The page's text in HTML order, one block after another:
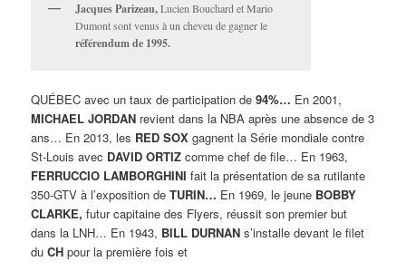
Jacques Parizeau,Lucien Bouchard et Mario
Dumont sont venus à un cheveu de gagner le
référendum de 1995.
QUÉBEC avec un taux de participation de94%… En 2001,
MICHAEL JORDAN revient dans la NBA après une absence de 3
ans… En 2013, les RED SOX gagnent la Série mondiale contre
St-Louis avec DAVID ORTIZ comme chef de file… En 1963,
FERRUCCIO LAMBORGHINI fait la présentation de sa rutilante
350-GTV à l’exposition deTURIN… En 1969, le jeune BOBBY
CLARKE, futur capitaine des Flyers, réussit son premier but
dans la LNH… En 1943, BILL DURNAN s’installe devant le filet
duCH pour la première fois et